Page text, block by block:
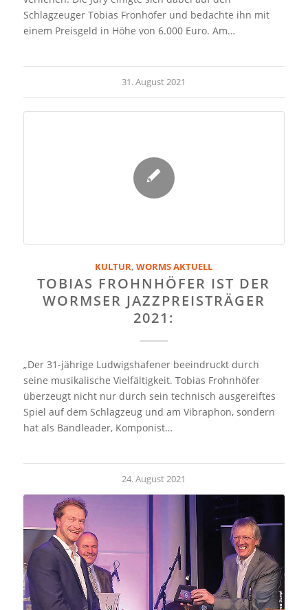
Schlagzeuger Tobias Fronhöfer und bedachte ihn mit
einem Preisgeld in Höhe von 6.000 Euro. Am…
31. August 2021
KULTUR,WORMS AKTUELL
TOBIAS FROHNHÖFER IST DER
WORMSER JAZZPREISTRÄGER
2021:
„Der 31-jährige Ludwigshafener beeindruckt durch
seine musikalische Vielfältigkeit. Tobias Frohnhöfer
überzeugt nicht nur durch sein technisch ausgereiftes
Spiel auf dem Schlagzeug und am Vibraphon, sondern
hat als Bandleader, Komponist…
24. August 2021